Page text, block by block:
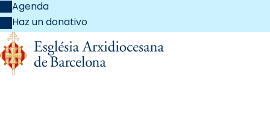
Agenda
Haz un donativo